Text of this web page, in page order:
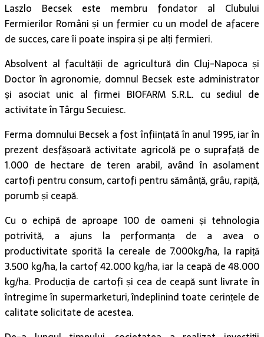
Laszlo Becsek este membru fondator al Clubului
Fermierilor Români și un fermier cu un model de afacere
de succes, care îi poate inspira și pe alți fermieri.
Absolvent al facultății de agricultură din Cluj-Napoca și
Doctor în agronomie, domnul Becsek este administrator
și asociat unic al firmei BIOFARM S.R.L. cu sediul de
activitate în Târgu Secuiesc.
Ferma domnului Becsek a fost înființată în anul 1995, iar în
prezent desfășoară activitate agricolă pe o suprafață de
1.000 de hectare de teren arabil, având în asolament
cartofi pentru consum, cartofi pentru sămânță, grâu, rapiță,
porumb și ceapă.
Cu o echipă de aproape 100 de oameni și tehnologia
potrivită, a ajuns la performanța de a avea o
productivitate sporită la cereale de 7.000kg/ha, la rapiță
3.500 kg/ha, la cartof 42.000 kg/ha, iar la ceapă de 48.000
kg/ha. Producția de cartofi și cea de ceapă sunt livrate în
întregime în supermarketuri, îndeplinind toate cerințele de
calitate solicitate de acestea.